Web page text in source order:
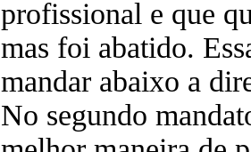
profissional e que
mas foi abatido.
mandar abaixo a
No segundo